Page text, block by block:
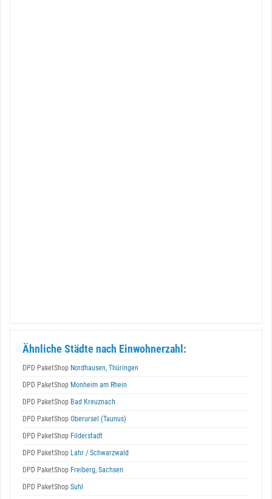
Ähnliche Städte nach Einwohnerzahl:
DPD PaketShop Nordhausen, Thüringen
DPD PaketShop Monheim am Rhein
DPD PaketShop Bad Kreuznach
DPD PaketShop Oberursel (Taunus)
DPD PaketShop Filderstadt
DPD PaketShop Lahr / Schwarzwald
DPD PaketShop Freiberg, Sachsen
DPD PaketShop Suhl